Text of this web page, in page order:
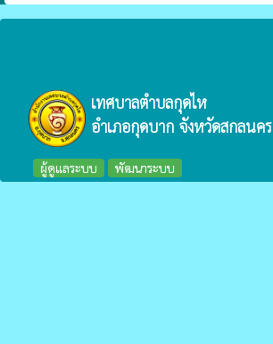
เทศบาลตำบลกุดไห
อำเภอกุดบาก จังหวัดสกลนคร
ผู้ดูแลระบบ พัฒนาระบบ